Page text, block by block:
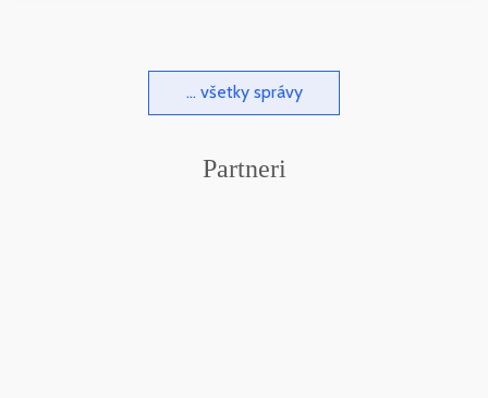
... všetky správy
Partneri